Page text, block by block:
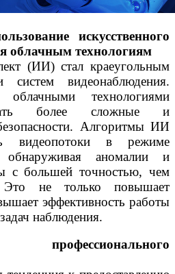
искусственного
облачным технологиям
(ИИ) стал краеугольным
видеонаблюдения.
технологиями
более сложные и
Алгоритмы ИИ
видеопотоки в режиме
обнаруживая аномалии и
с большей точностью, чем
Это не только повышает
эффективность работы
наблюдения.
профессионального